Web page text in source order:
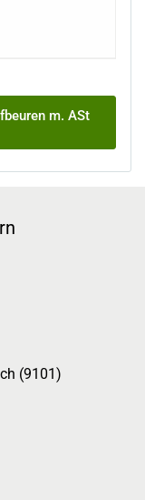
m. ASt
(9101)